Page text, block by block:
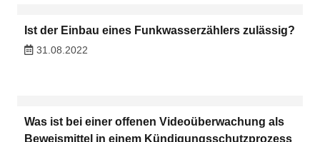
Ist der Einbau eines Funkwasserzählers zulässig?
31.08.2022
Was ist bei einer offenen Videoüberwachung als
Beweismittel in einem Kündigungsschutzprozess